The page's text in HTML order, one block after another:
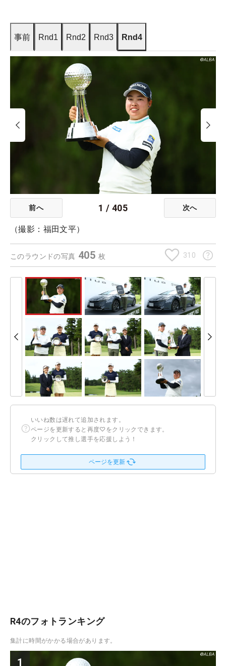
事前 Rnd1 Rnd2 Rnd3 Rnd4
前へ 1 / 405 次へ
（撮影：福田文平）
このラウンドの写真 405 枚 310
いいね数は遅れて追加されます。
ページを更新すると再度♡をクリックできます。
クリックして推し選手を応援しよう！
ページを更新
R4のフォトランキング
集計に時間がかかる場合があります。
1